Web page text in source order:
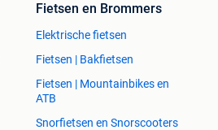
Fietsen en Brommers
Elektrische fietsen
Fietsen | Bakfietsen
Fietsen | Mountainbikes en
ATB
Snorfietsen en Snorscooters